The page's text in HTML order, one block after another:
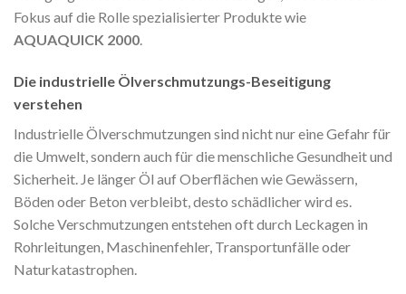
Fokus auf die Rolle spezialisierter Produkte wie
AQUAQUICK 2000.
Die industrielle Ölverschmutzungs-Beseitigung
verstehen
Industrielle Ölverschmutzungen sind nicht nur eine Gefahr für
die Umwelt, sondern auch für die menschliche Gesundheit und
Sicherheit. Je länger Öl auf Oberflächen wie Gewässern,
Böden oder Beton verbleibt, desto schädlicher wird es.
Solche Verschmutzungen entstehen oft durch Leckagen in
Rohrleitungen, Maschinenfehler, Transportunfälle oder
Naturkatastrophen.